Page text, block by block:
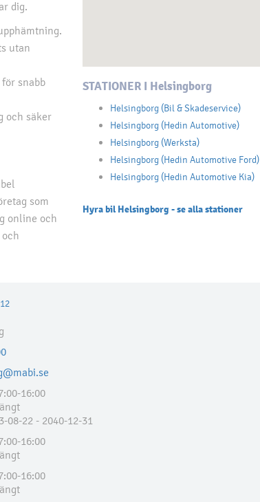
dig.
utan
snabb
och säker
som
online och
STATIONER I Helsingborg
Helsingborg (Bil & Skadeservice)
Helsingborg (Hedin Automotive)
Helsingborg (Werksta)
Helsingborg (Hedin Automotive Ford)
Helsingborg (Hedin Automotive Kia)
Hyra bil Helsingborg - se alla stationer
16:00
08-22 - 2040-12-31
16:00
16:00